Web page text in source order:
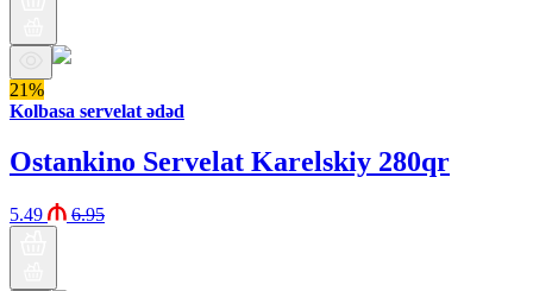
21%
Kolbasa servelat ədəd
Ostankino Servelat Karelskiy 280qr
5.49 6.95